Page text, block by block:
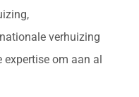
verhuizing
om aan al